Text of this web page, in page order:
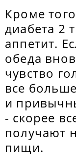
Кроме
диабета 2
аппетит.
обеда
чувство
все
и
- скорее
получают
пищи.